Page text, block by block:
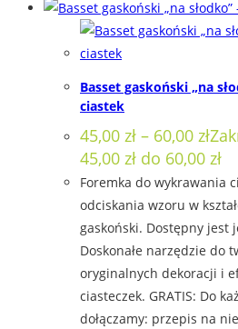
Basset gaskoński „na
ciastek
45,00 zł – 60,00 zł
45,00 zł do 60,00 zł
Foremka do wykrawania
odciskania wzoru w
gaskoński. Dostępny jest
Doskonałe narzędzie do
oryginalnych dekoracji i
ciasteczek. GRATIS: Do
dołączamy: przepis na